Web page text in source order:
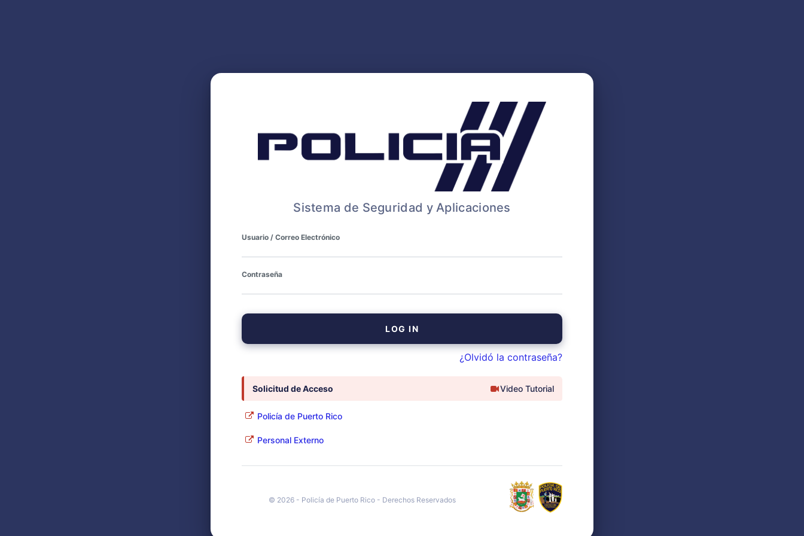
Sistema de Seguridad y Aplicaciones
Usuario / Correo Electrónico
Contraseña
¿Olvidó la contraseña?
Solicitud de Acceso Video Tutorial
Policía de Puerto Rico
Personal Externo
© 2026 - Policía de Puerto Rico - Derechos Reservados